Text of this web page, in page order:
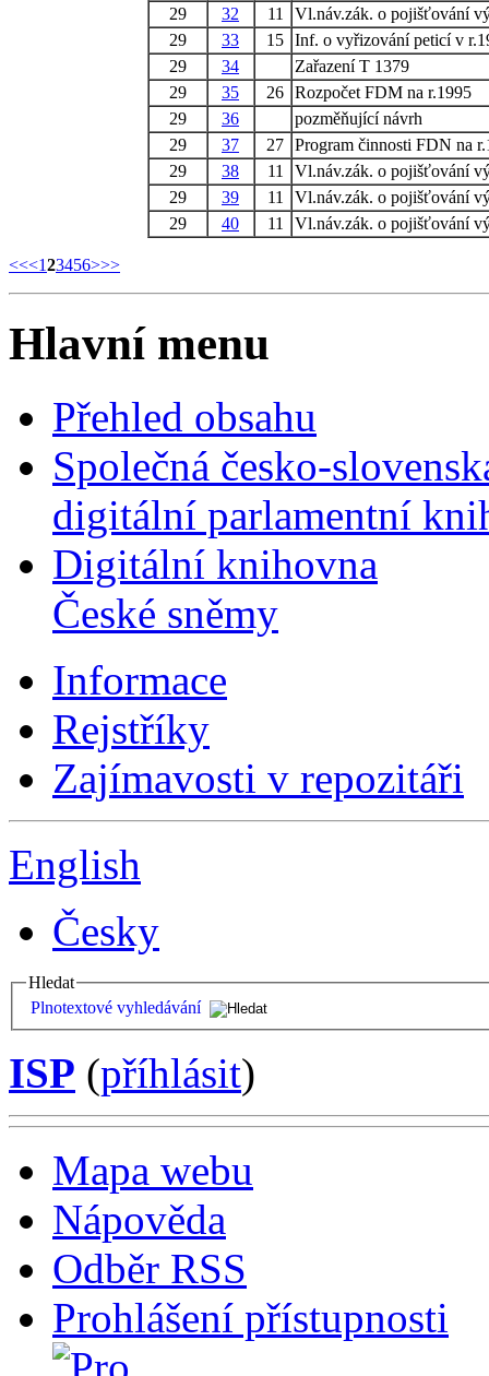
29
32 11
Vl.náv.zák. o pojišťování
29
33 15 Inf. o vyřizování peticí v
29
34
Zařazení T 1379
29
35 26 Rozpočet FDM na r.1995
29
36
pozměňující návrh
29
37 27 Program činnosti FDN na
29
38 11
Vl.náv.zák. o pojišťování
29
39 11
Vl.náv.zák. o pojišťování
29
40 11 Vl.náv.zák. o pojišťování
<<<123456>>>
Hlavní menu
Přehled obsahu
Společná česko-
digitální parlamentní
Digitální knihovna
České sněmy
Informace
Rejstříky
Zajímavosti v repozitáři
English
Česky
Hledat
Plnotextové vyhledávání
ISP (příhlásit)
Mapa webu
Nápověda
Odběr RSS
Prohlášení přístupnosti